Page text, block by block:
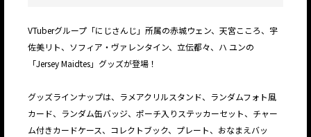
VTuberグループ「にじさんじ」所属の赤城ウェン、天宮こころ、宇
佐美リト、ソフィア・ヴァレンタイン、立伝都々、ハ ユンの
「Jersey Maidtes」グッズが登場！
グッズラインナップは、ラメアクリルスタンド、ランダムフォト風
カード、ランダム缶バッジ、ポーチ入りステッカーセット、チャー
ム付きカードケース、コレクトブック、プレート、おなまえバッ